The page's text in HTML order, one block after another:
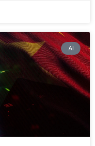
AI